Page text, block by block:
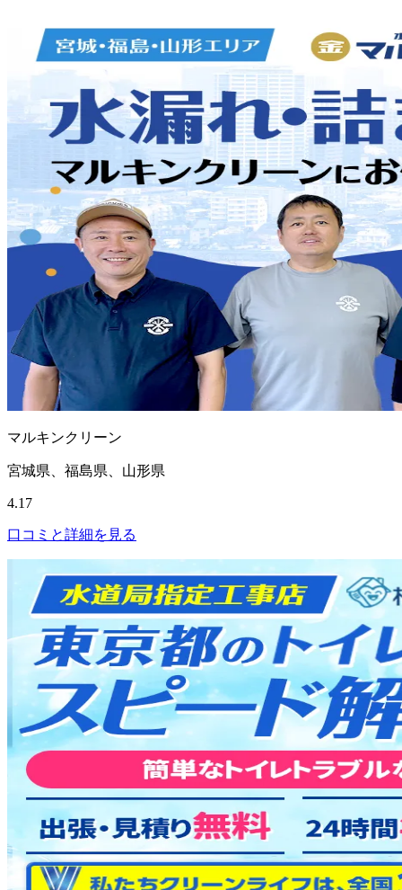
マルキンクリーン
宮城県、福島県、山形県
4.17
口コミと詳細を見る